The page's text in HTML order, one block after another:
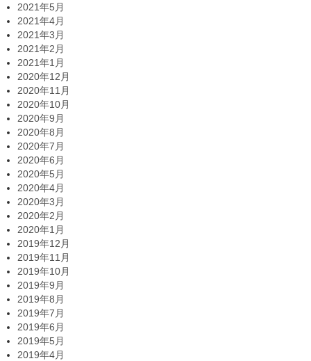
2021年5月
2021年4月
2021年3月
2021年2月
2021年1月
2020年12月
2020年11月
2020年10月
2020年9月
2020年8月
2020年7月
2020年6月
2020年5月
2020年4月
2020年3月
2020年2月
2020年1月
2019年12月
2019年11月
2019年10月
2019年9月
2019年8月
2019年7月
2019年6月
2019年5月
2019年4月